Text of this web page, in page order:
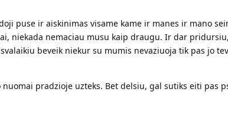
puse ir aiskinimas visame kame ir manes ir mano
niekada nemaciau musu kaip draugu. Ir dar
beveik niekur su mumis nevaziuoja tik pas jo
pradzioje uzteks. Bet delsiu, gal sutiks eiti pas